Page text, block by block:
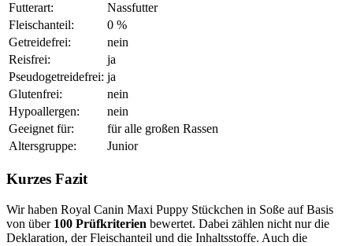
Futterart:
Nassfutter
Fleischanteil:
0 %
Getreidefrei:
nein
Reisfrei:
ja
Pseudogetreidefrei: ja
Glutenfrei:
nein
Hypoallergen:
nein
Geeignet für:
für alle großen Rassen
Altersgruppe:
Junior
Kurzes Fazit
Wir haben Royal Canin Maxi Puppy Stückchen in Soße auf Basis
von über 100 Prüfkriterien bewertet. Dabei zählen nicht nur die
Deklaration, der Fleischanteil und die Inhaltsstoffe. Auch die